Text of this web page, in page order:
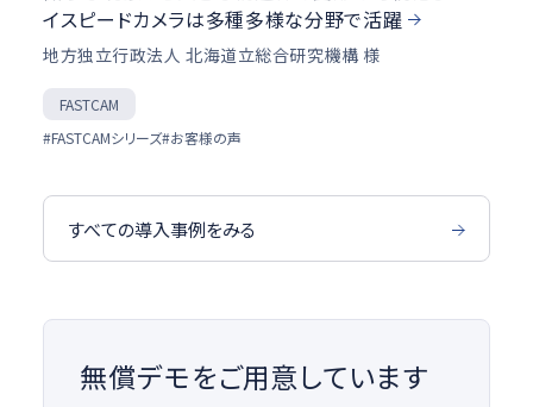
イスピードカメラは多種多様な分野で活躍
地方独立行政法人 北海道立総合研究機構 様
FASTCAM
#FASTCAMシリーズ#お客様の声
すべての導入事例をみる
無償デモをご用意しています